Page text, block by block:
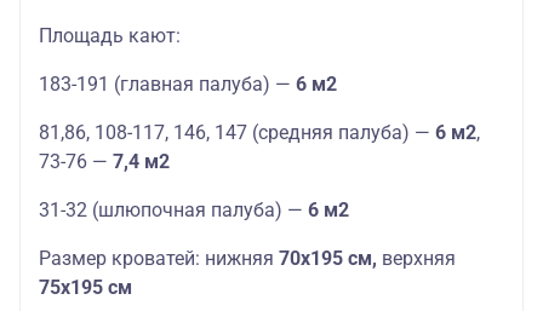
Площадь кают:
183-191 (главная палуба) — 6 м2
81,86, 108-117, 146, 147 (средняя палуба) — 6 м2,
73-76 — 7,4 м2
31-32 (шлюпочная палуба) — 6 м2
Размер кроватей: нижняя 70х195 см, верхняя
75х195 см